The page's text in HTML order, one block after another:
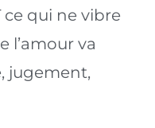
ce qui ne vibre
l’amour va
jugement,